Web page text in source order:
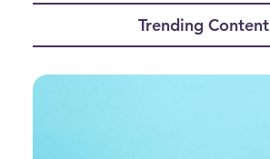
Trending Content